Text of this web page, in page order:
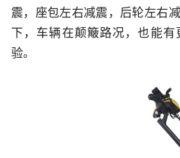
震，座包左右减震，后轮左右
下，车辆在颠簸路况，也能
验。